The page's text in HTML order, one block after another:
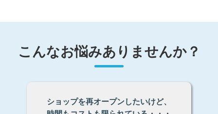
こんなお悩みありませんか？
ショップを再オープンしたいけど、